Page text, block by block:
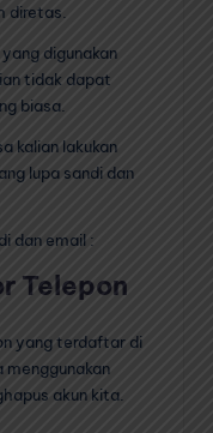
diretas.
digunakan
tidak dapat
biasa.
kalian lakukan
lupa sandi dan
dan email :
Telepon
yang terdaftar di
menggunakan
akun kita.